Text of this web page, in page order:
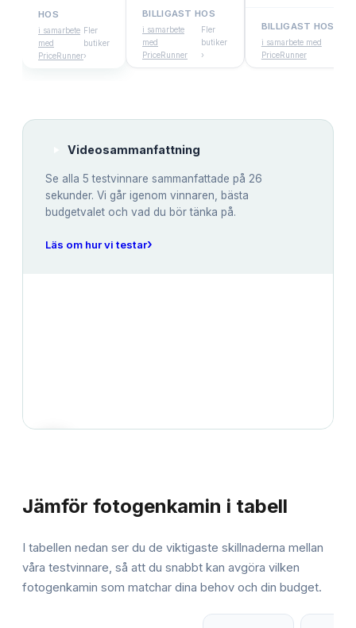
HOS
i samarbete
med
PriceRunner
Fler
butiker
›
BILLIGAST HOS
i samarbete
med
PriceRunner
Fler
butiker
›
BILLIGAST HOS
i samarbete med
PriceRunner
Videosammanfattning
Se alla 5 testvinnare sammanfattade på 26
sekunder. Vi går igenom vinnaren, bästa
budgetvalet och vad du bör tänka på.
Läs om hur vi testar›
Jämför fotogenkamin i tabell
I tabellen nedan ser du de viktigaste skillnaderna mellan
våra testvinnare, så att du snabbt kan avgöra vilken
fotogenkamin som matchar dina behov och din budget.